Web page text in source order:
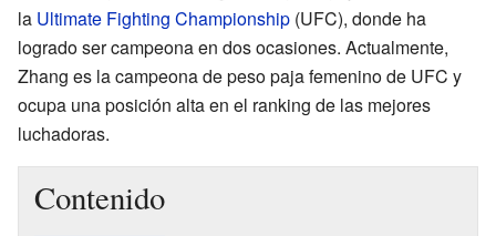
la Ultimate Fighting Championship (UFC), donde ha
logrado ser campeona en dos ocasiones. Actualmente,
Zhang es la campeona de peso paja femenino de UFC y
ocupa una posición alta en el ranking de las mejores
luchadoras.
Contenido